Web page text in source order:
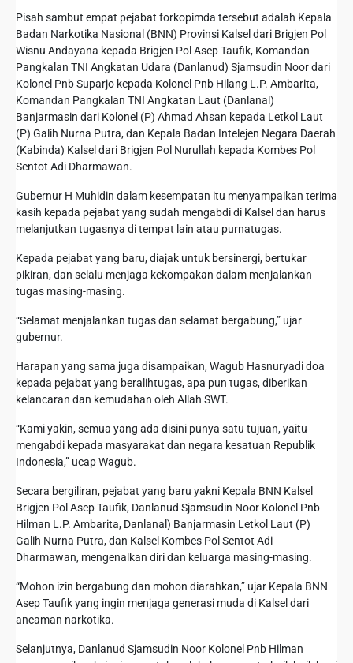
Pisah sambut empat pejabat forkopimda tersebut adalah Kepala
Badan Narkotika Nasional (BNN) Provinsi Kalsel dari Brigjen Pol
Wisnu Andayana kepada Brigjen Pol Asep Taufik, Komandan
Pangkalan TNI Angkatan Udara (Danlanud) Sjamsudin Noor dari
Kolonel Pnb Suparjo kepada Kolonel Pnb Hilang L.P. Ambarita,
Komandan Pangkalan TNI Angkatan Laut (Danlanal)
Banjarmasin dari Kolonel (P) Ahmad Ahsan kepada Letkol Laut
(P) Galih Nurna Putra, dan Kepala Badan Intelejen Negara Daerah
(Kabinda) Kalsel dari Brigjen Pol Nurullah kepada Kombes Pol
Sentot Adi Dharmawan.
Gubernur H Muhidin dalam kesempatan itu menyampaikan terima
kasih kepada pejabat yang sudah mengabdi di Kalsel dan harus
melanjutkan tugasnya di tempat lain atau purnatugas.
Kepada pejabat yang baru, diajak untuk bersinergi, bertukar
pikiran, dan selalu menjaga kekompakan dalam menjalankan
tugas masing-masing.
“Selamat menjalankan tugas dan selamat bergabung,” ujar
gubernur.
Harapan yang sama juga disampaikan, Wagub Hasnuryadi doa
kepada pejabat yang beralihtugas, apa pun tugas, diberikan
kelancaran dan kemudahan oleh Allah SWT.
“Kami yakin, semua yang ada disini punya satu tujuan, yaitu
mengabdi kepada masyarakat dan negara kesatuan Republik
Indonesia,” ucap Wagub.
Secara bergiliran, pejabat yang baru yakni Kepala BNN Kalsel
Brigjen Pol Asep Taufik, Danlanud Sjamsudin Noor Kolonel Pnb
Hilman L.P. Ambarita, Danlanal) Banjarmasin Letkol Laut (P)
Galih Nurna Putra, dan Kalsel Kombes Pol Sentot Adi
Dharmawan, mengenalkan diri dan keluarga masing-masing.
“Mohon izin bergabung dan mohon diarahkan,” ujar Kepala BNN
Asep Taufik yang ingin menjaga generasi muda di Kalsel dari
ancaman narkotika.
Selanjutnya, Danlanud Sjamsudin Noor Kolonel Pnb Hilman